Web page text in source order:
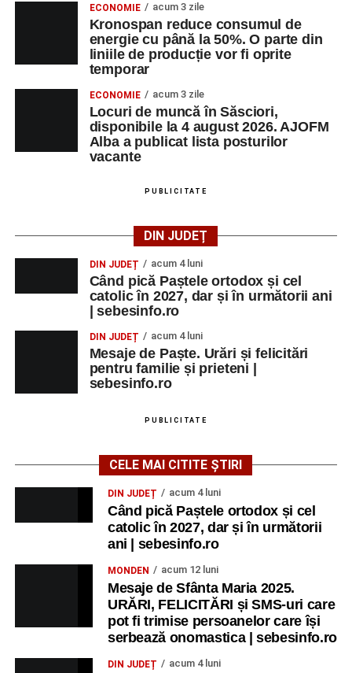
ECONOMIE acum 3 zile
Kronospan reduce consumul de
energie cu până la 50%. O parte din
liniile de producție vor fi oprite
temporar
ECONOMIE acum 3 zile
Locuri de muncă în Săsciori,
disponibile la 4 august 2026. AJOFM
Alba a publicat lista posturilor
vacante
PUBLICITATE
DIN JUDEȚ
DIN JUDEȚ acum 4 luni
Când pică Paștele ortodox și cel
catolic în 2027, dar și în următorii ani
| sebesinfo.ro
DIN JUDEȚ acum 4 luni
Mesaje de Paște. Urări și felicitări
pentru familie și prieteni |
sebesinfo.ro
PUBLICITATE
CELE MAI CITITE ȘTIRI
DIN JUDEȚ acum 4 luni
Când pică Paștele ortodox și cel
catolic în 2027, dar și în următorii
ani | sebesinfo.ro
MONDEN acum 12 luni
Mesaje de Sfânta Maria 2025.
URĂRI, FELICITĂRI și SMS-uri care
pot fi trimise persoanelor care își
serbează onomastica | sebesinfo.ro
DIN JUDEȚ acum 4 luni